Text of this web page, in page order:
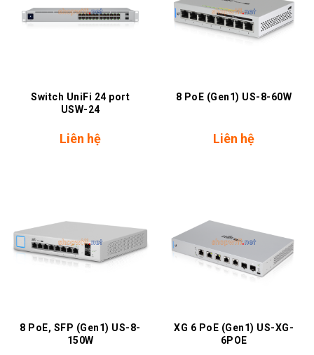
Switch UniFi 24 port
USW-24
Liên hệ
8 PoE (Gen1) US-8-60W
Liên hệ
8 PoE, SFP (Gen1) US-8-
150W
XG 6 PoE (Gen1) US-XG-
6POE